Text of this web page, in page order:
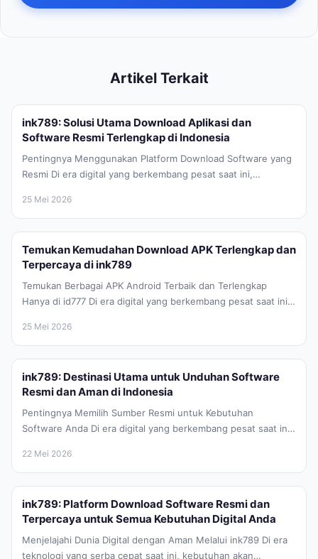
Artikel Terkait
ink789: Solusi Utama Download Aplikasi dan
Software Resmi Terlengkap di Indonesia
Pentingnya Menggunakan Platform Download Software yang
Resmi Di era digital yang berkembang pesat saat ini,
25 Mei 2026
Temukan Kemudahan Download APK Terlengkap dan
Terpercaya di ink789
Temukan Berbagai APK Android Terbaik dan Terlengkap
Hanya di id777 Di era digital yang berkembang pesat saat ini,
25 Mei 2026
ink789: Destinasi Utama untuk Unduhan Software
Resmi dan Aman di Indonesia
Pentingnya Memilih Sumber Resmi untuk Kebutuhan
Software Anda Di era digital yang berkembang pesat saat ini,
22 Mei 2026
ink789: Platform Download Software Resmi dan
Terpercaya untuk Semua Kebutuhan Digital Anda
Menjelajahi Dunia Digital dengan Aman Melalui ink789 Di era
teknologi yang serba cepat saat ini, kebutuhan akan